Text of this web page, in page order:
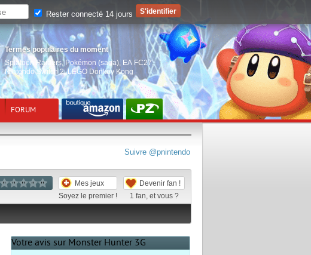
Termes populaires du moment
Splatoon Raiders, Pokémon (saga) EA FC27,
Nintendo Switch 2,LEGO Donkey Kong
FORUM
Suivre @pnintendo
Mes jeux
Soyez le premier !
Devenir fan !
1 fan, et vous ?
Votre avis sur Monster Hunter 3G
Rester connecté 14 jours